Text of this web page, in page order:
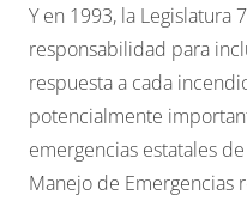
Y en 1993, la Legislatura
responsabilidad para
respuesta a cada
potencialmente
emergencias estatales
Manejo de Emergencias